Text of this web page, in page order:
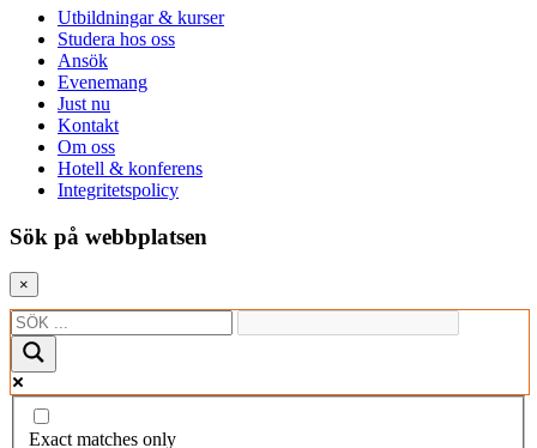
Utbildningar & kurser
Studera hos oss
Ansök
Evenemang
Just nu
Kontakt
Om oss
Hotell & konferens
Integritetspolicy
Sök på webbplatsen
×
Exact matches only